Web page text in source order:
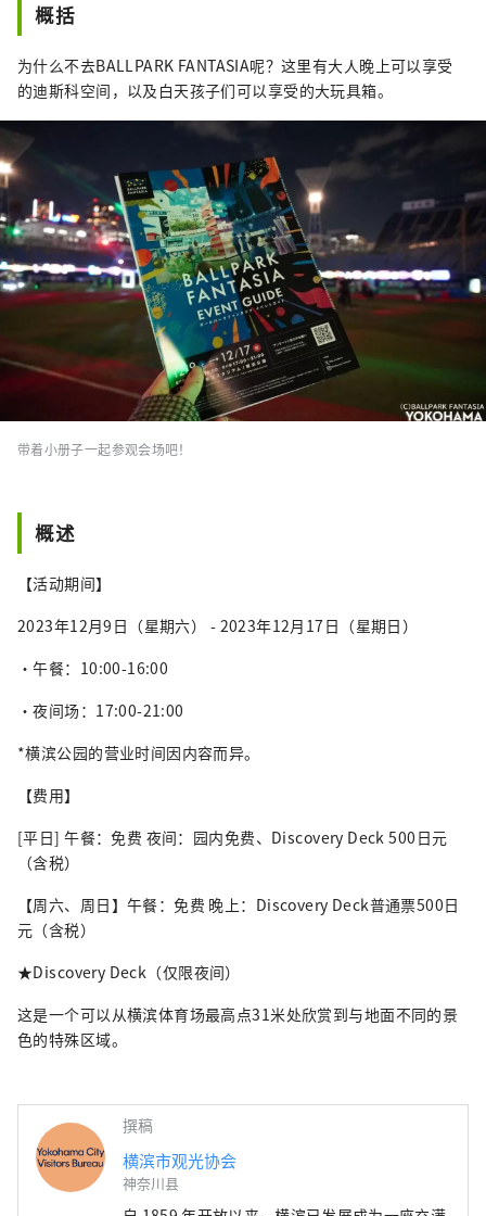
概括
为什么不去BALLPARK FANTASIA呢？这里有大人晚上可以享受
的迪斯科空​​间，以及白天孩子们可以享受的大玩具箱。
带着小册子一起参观会场吧！
概述
【活动期间】
2023年12月9日（星期六） - 2023年12月17日（星期日）
・午餐：10:00-16:00
・夜间场：17:00-21:00
*横滨公园的营业时间因内容而异。
【费用】
[平日] 午餐：免费 夜间：园内免费、Discovery Deck 500日元
（含税）
【周六、周日】午餐：免费 晚上：Discovery Deck普通票500日
元（含税）
★Discovery Deck（仅限夜间）
这是一个可以从横滨体育场最高点31米处欣赏到与地面不同的景
色的特殊区域。
撰稿
横滨市观光协会
神奈川县